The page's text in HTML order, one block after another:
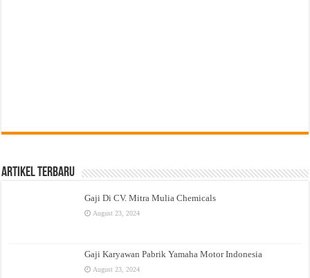
Artikel Terbaru
Gaji Di CV. Mitra Mulia Chemicals
August 23, 2024
Gaji Karyawan Pabrik Yamaha Motor Indonesia
August 23, 2024